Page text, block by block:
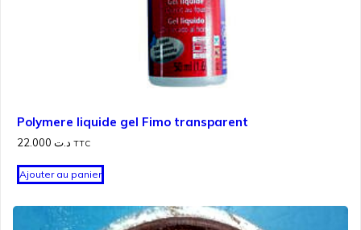
Polymere liquide gel Fimo transparent
د.ت TTC
Ajouter au panier